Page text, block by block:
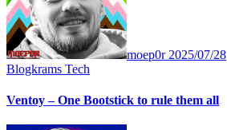
moep0r 2025/07/28
Blogkrams Tech
Ventoy – One Bootstick to rule them all